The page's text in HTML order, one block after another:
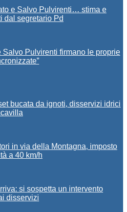
e Salvo Pulvirenti… stima e
dal segretario Pd
Salvo Pulvirenti firmano le proprie
bucata da ignoti, disservizi idrici
in via della Montagna, imposto
a 40 km/h
si sospetta un intervento
disservizi